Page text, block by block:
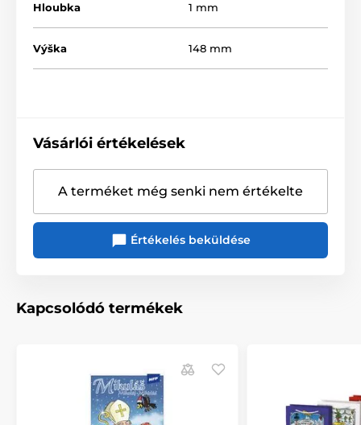
Hloubka 1 mm
Výška 148 mm
Vásárlói értékelések
A terméket még senki nem értékelte
Értékelés beküldése
Kapcsolódó termékek